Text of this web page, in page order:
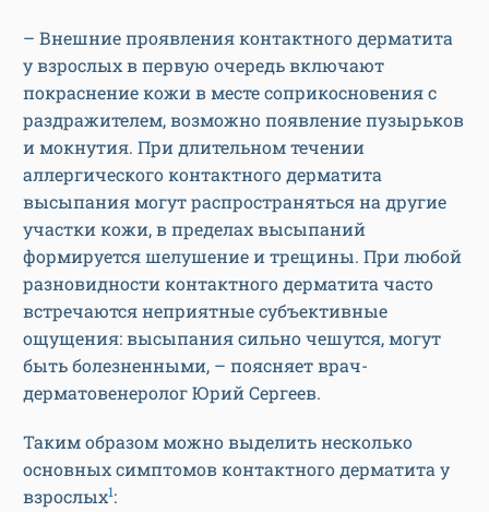
– Внешние проявления контактного дерматита
у взрослых в первую очередь включают
покраснение кожи в месте соприкосновения с
раздражителем, возможно появление пузырьков
и мокнутия. При длительном течении
аллергического контактного дерматита
высыпания могут распространяться на другие
участки кожи, в пределах высыпаний
формируется шелушение и трещины. При любой
разновидности контактного дерматита часто
встречаются неприятные субъективные
ощущения: высыпания сильно чешутся, могут
быть болезненными, – поясняет врач-
дерматовенеролог Юрий Сергеев.
Таким образом можно выделить несколько
основных симптомов контактного дерматита у
взрослых1: